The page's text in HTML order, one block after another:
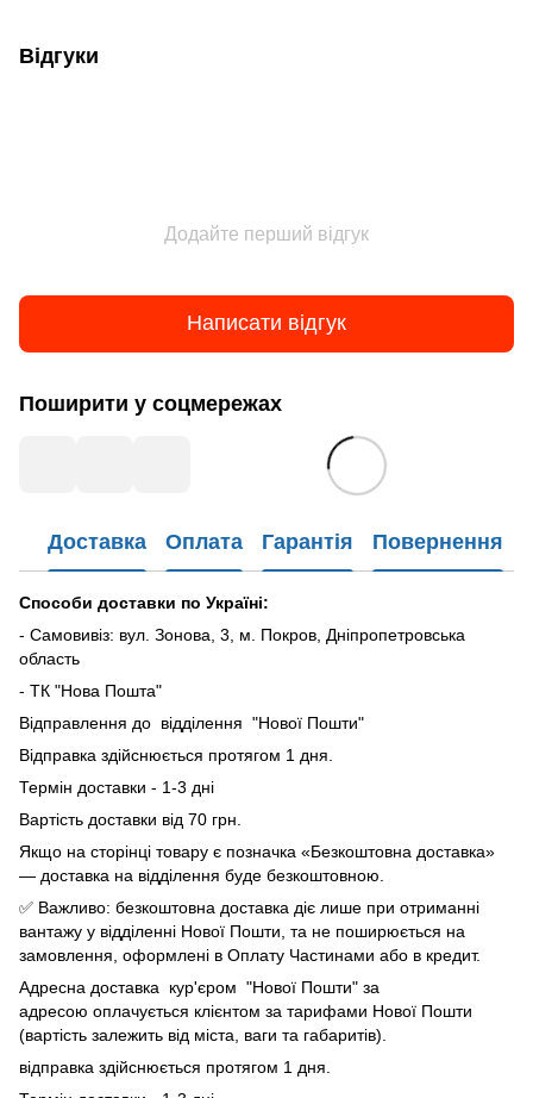
Відгуки
Додайте перший відгук
Написати відгук
Поширити у соцмережах
Доставка Оплата Гарантія Повернення
Способи доставки по Україні:
- Самовивіз: вул. Зонова, 3, м. Покров, Дніпропетровська
область
- ТК "Нова Пошта"
Відправлення до відділення "Нової Пошти"
Відправка здійснюється протягом 1 дня.
Термін доставки - 1-3 дні
Вартість доставки від 70 грн.
Якщо на сторінці товару є позначка «Безкоштовна доставка»
— доставка на відділення буде безкоштовною.
✅ Важливо: безкоштовна доставка діє лише при отриманні
вантажу у відділенні Нової Пошти, та не поширюється на
замовлення, оформлені в Оплату Частинами або в кредит.
Адресна доставка кур'єром "Нової Пошти" за
адресою оплачується клієнтом за тарифами Нової Пошти
(вартість залежить від міста, ваги та габаритів).
відправка здійснюється протягом 1 дня.